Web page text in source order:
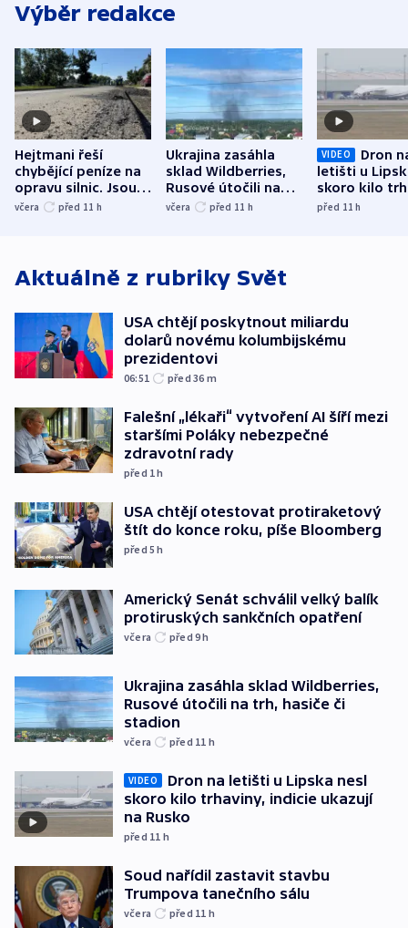
Výběr redakce
Hejtmani řeší
chybějící peníze na
opravu silnic. Jsou
nenárokové, namítá
včera před 11 h
Ukrajina zasáhla
sklad Wildberries,
Rusové útočili na
trh, hasiče či
včera před 11 h
VIDEO
Dron
letišti u
skoro kilo
indicie
před 11h
Aktuálně z rubriky Svět
USA chtějí poskytnout miliardu
dolarů novému kolumbijskému
prezidentovi
06:51 před 36 m
Falešní „lékaři“ vytvoření AI šíří mezi
staršími Poláky nebezpečné
zdravotní rady
před 1h
USA chtějí otestovat protiraketový
štít do konce roku, píše Bloomberg
před 5h
Americký Senát schválil velký balík
protiruských sankčních opatření
včera před 9h
Ukrajina zasáhla sklad Wildberries,
Rusové útočili na trh, hasiče či
stadion
včera před 11 h
VIDEO
Dron na letišti u Lipska nesl
skoro kilo trhaviny, indicie ukazují
na Rusko
před 11 h
Soud nařídil zastavit stavbu
Trumpova tanečního sálu
včera před 11 h